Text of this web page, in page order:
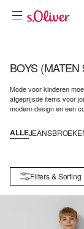
BOYS (MATEN
Mode voor kinderen
afgeprijsde items voor
modern design en een
ALLEJEANS
Filters & Sorting